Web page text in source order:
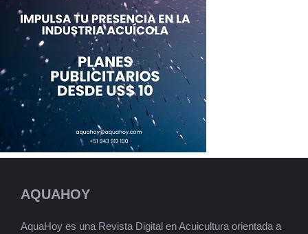
AQUAHOY
AquaHoy es una Revista Digital en Acuicultura orientada a